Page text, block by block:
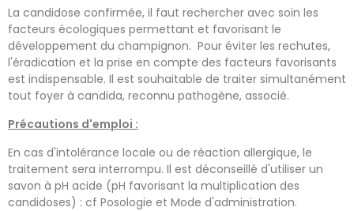
La candidose confirmée, il faut rechercher avec soin les
facteurs écologiques permettant et favorisant le
développement du champignon. Pour éviter les rechutes,
l'éradication et la prise en compte des facteurs favorisants
est indispensable. Il est souhaitable de traiter simultanément
tout foyer à candida, reconnu pathogène, associé.
Précautions d'emploi :
En cas d'intolérance locale ou de réaction allergique, le
traitement sera interrompu. Il est déconseillé d'utiliser un
savon à pH acide (pH favorisant la multiplication des
candidoses) : cf Posologie et Mode d'administration.